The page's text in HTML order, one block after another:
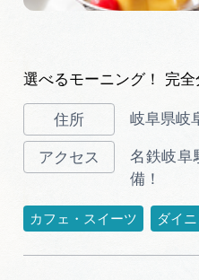
選べるモーニング！ 完
岐阜県岐
名鉄岐
備！
カフェ・スイーツ ダイ